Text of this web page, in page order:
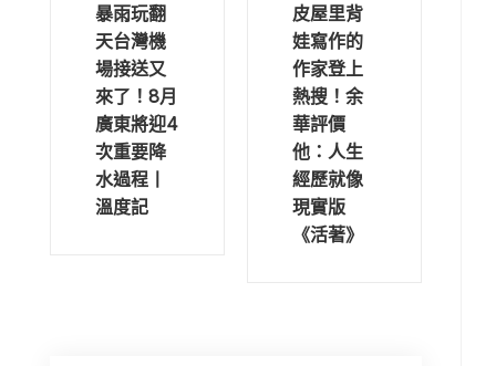
暴雨玩翻
天台灣機
場接送又
來了！8月
廣東將迎4
次重要降
水過程丨
溫度記
皮屋里背
娃寫作的
作家登上
熱搜！余
華評價
他：人生
經歷就像
現實版
《活著》